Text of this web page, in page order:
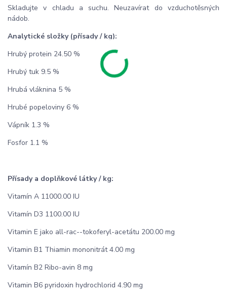
Skladujte v chladu a suchu. Neuzavírat do vzduchotěsných
nádob.
Analytické složky (přísady / kg):
Hrubý protein 24.50 %
Hrubý tuk 9.5 %
Hrubá vláknina 5 %
Hrubé popeloviny 6 %
Vápník 1.3 %
Fosfor 1.1 %
Přísady a doplňkové látky / kg:
Vitamín A 11000.00 IU
Vitamín D3 1100.00 IU
Vitamin E jako all-rac-­-tokoferyl-acetátu 200.00 mg
Vitamin B1 Thiamin mononitrát 4.00 mg
Vitamín B2 Ribo-avin 8 mg
Vitamin B6 pyridoxin hydrochlorid 4.90 mg